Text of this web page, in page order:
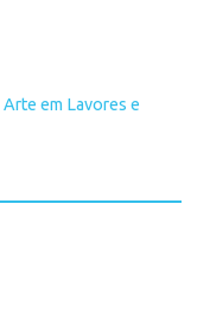
Arte em Lavores e